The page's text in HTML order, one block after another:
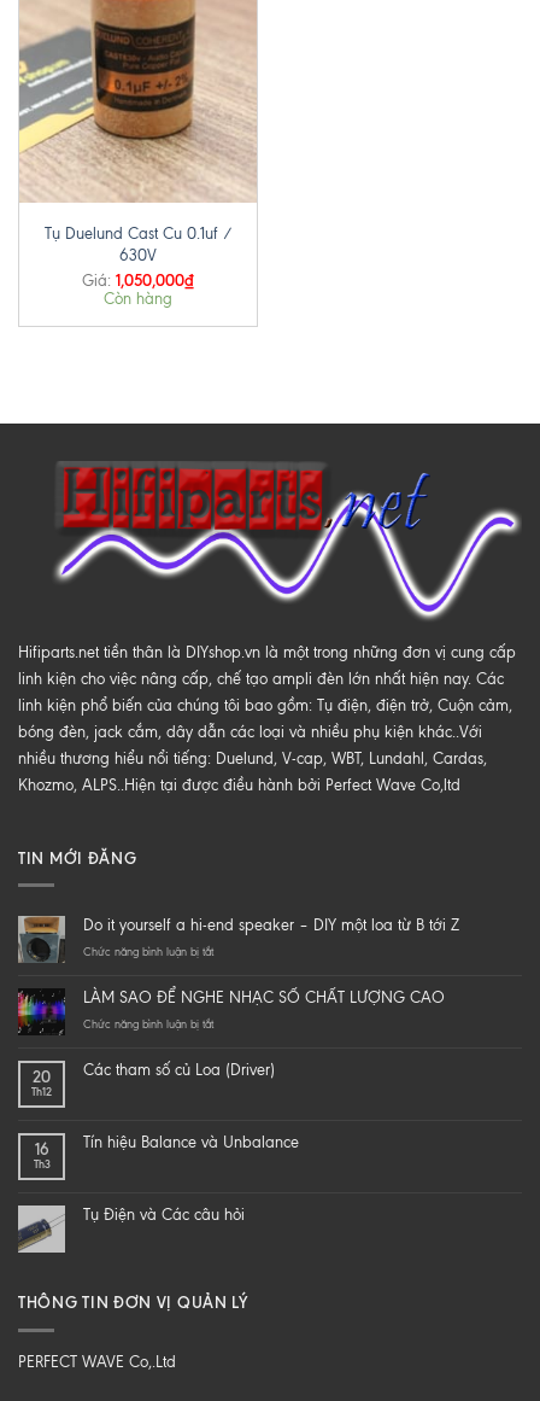
Tụ Duelund Cast Cu 0.1uf /
630V
Giá: 1,050,000₫
Còn hàng
Hifiparts.net tiền thân là DIYshop.vn là một trong những đơn vị cung cấp
linh kiện cho việc nâng cấp, chế tạo ampli đèn lớn nhất hiện nay. Các
linh kiện phổ biến của chúng tôi bao gồm: Tụ điện, điện trở, Cuộn cảm,
bóng đèn, jack cắm, dây dẫn các loại và nhiều phụ kiện khác..Với
nhiều thương hiểu nổi tiếng: Duelund, V-cap, WBT, Lundahl, Cardas,
Khozmo, ALPS..Hiện tại được điều hành bởi Perfect Wave Co,ltd
TIN MỚI ĐĂNG
Do it yourself a hi-end speaker – DIY một loa từ B tới Z
Chức năng bình luận bị tắtở
yourself
a
speaker
loa
Z
LÀM SAO ĐỂ NGHE NHẠC SỐ CHẤT LƯỢNG CAO
Chức năng bình luận bị tắtở
ĐỂ
CHẤT
20
Th12
Các tham số củ Loa (Driver)
16
Th3
Tín hiệu Balance và Unbalance
Tụ Điện và Các câu hỏi
THÔNG TIN ĐƠN VỊ QUẢN LÝ
PERFECT WAVE Co,.Ltd